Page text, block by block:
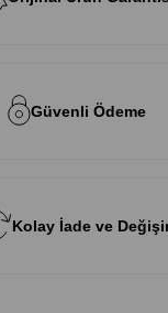
Güvenli Ödeme
Kolay İade ve